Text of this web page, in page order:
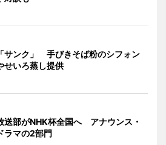
サンク」 手びきそば粉のシフォン
せいろ蒸し提供
送部がNHK杯全国へ アナウンス・
ラマの2部門